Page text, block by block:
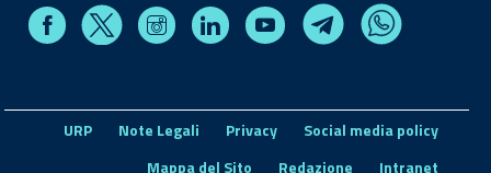
FacebookX InstagramLinkedin Youtube TelegramWhatsapp
URP Note Legali Privacy
Social media policy
Mappa del Sito
Redazione Intranet